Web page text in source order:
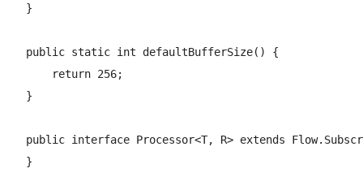
    }
    public static int defaultBufferSize() {
        return 256;
    }
public interface Processor<T, R> extends
    }